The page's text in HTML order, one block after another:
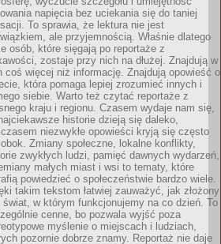
napięcia bez uciekania się do taniej
To sprawia, że lektura nie jest
ale przyjemnością. Właśnie dlatego
osób, które sięgają po reportaże z
zostaje przy nich na dłużej. Znajdują w
coś więcej niż informację. Znajdują opowieść o
która pomaga lepiej zrozumieć innych i
siebie. Warto też czytać reportaże z
kraju i regionu. Czasem wydaje nam się,
historie dzieją się daleko,
niezwykłe opowieści kryją się często
Zmiany społeczne, lokalne konflikty,
zwykłych ludzi, pamięć dawnych wydarzeń,
małych miast i wsi to tematy, które
powiedzieć o społeczeństwie bardzo wiele.
takim tekstom łatwiej zauważyć, jak złożony
świat, w którym funkcjonujemy na co dzień. To
cenne, bo pozwala wyjść poza
myślenie o miejscach i ludziach,
pozornie dobrze znamy. Reportaż nie daje